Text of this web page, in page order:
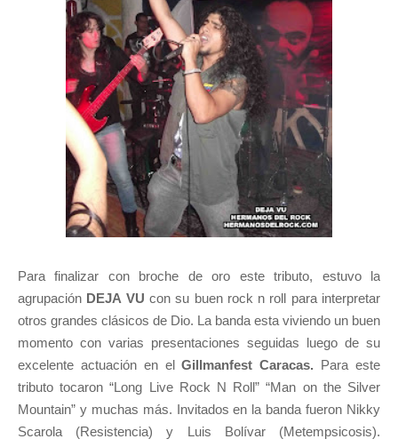
Para finalizar con broche de oro este tributo, estuvo la
agrupación DEJA VU con su buen rock n roll para interpretar
otros grandes clásicos de Dio. La banda esta viviendo un buen
momento con varias presentaciones seguidas luego de su
excelente actuación en elGillmanfest Caracas. Para este
tributo tocaron “Long Live Rock N Roll” “Man on the Silver
Mountain” y muchas más. Invitados en la banda fueron Nikky
Scarola (Resistencia) y Luis Bolívar (Metempsicosis).